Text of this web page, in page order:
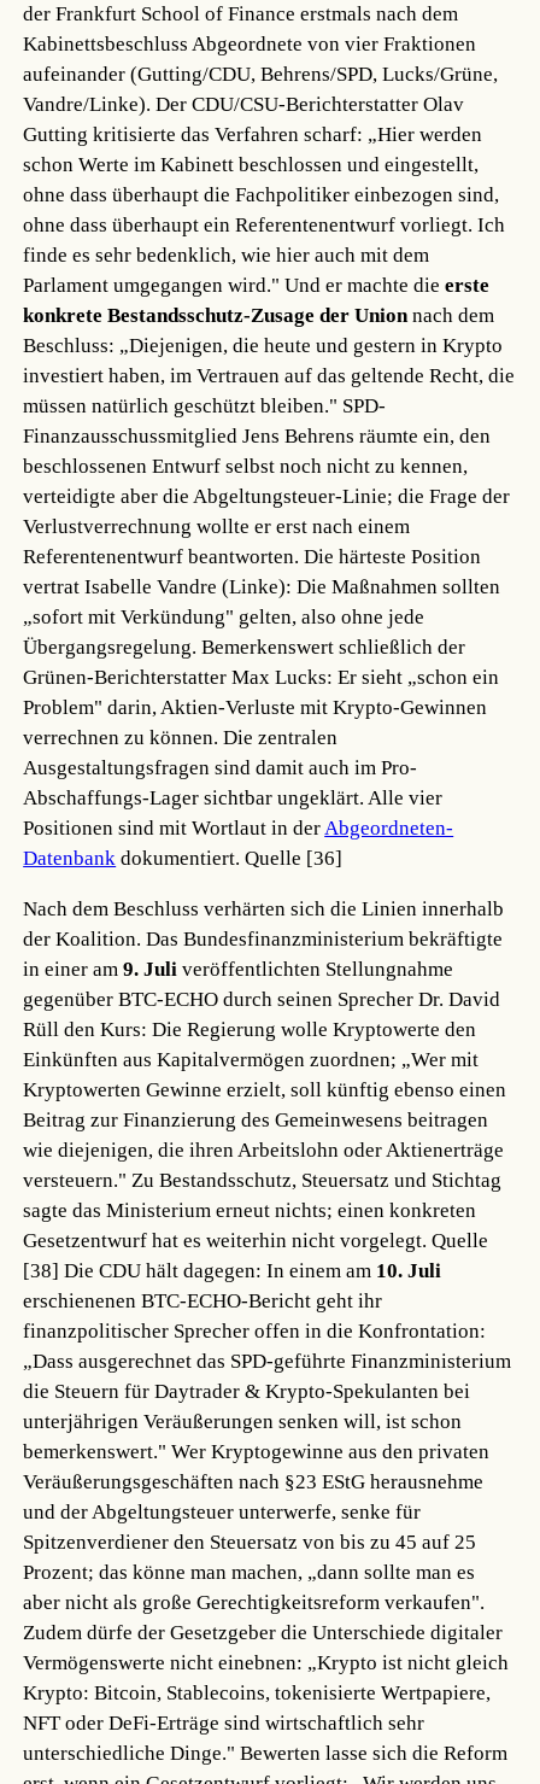
der Frankfurt School of Finance erstmals nach dem
Kabinettsbeschluss Abgeordnete von vier Fraktionen
aufeinander (Gutting/CDU, Behrens/SPD, Lucks/Grüne,
Vandre/Linke). Der CDU/CSU-Berichterstatter Olav
Gutting kritisierte das Verfahren scharf: „Hier werden
schon Werte im Kabinett beschlossen und eingestellt,
ohne dass überhaupt die Fachpolitiker einbezogen sind,
ohne dass überhaupt ein Referentenentwurf vorliegt. Ich
finde es sehr bedenklich, wie hier auch mit dem
Parlament umgegangen wird." Und er machte dieerste
konkrete Bestandsschutz-Zusage der Unionnach dem
Beschluss: „Diejenigen, die heute und gestern in Krypto
investiert haben, im Vertrauen auf das geltende Recht, die
müssen natürlich geschützt bleiben." SPD-
Finanzausschussmitglied Jens Behrens räumte ein, den
beschlossenen Entwurf selbst noch nicht zu kennen,
verteidigte aber die Abgeltungsteuer-Linie; die Frage der
Verlustverrechnung wollte er erst nach einem
Referentenentwurf beantworten. Die härteste Position
vertrat Isabelle Vandre (Linke): Die Maßnahmen sollten
„sofort mit Verkündung" gelten, also ohne jede
Übergangsregelung. Bemerkenswert schließlich der
Grünen-Berichterstatter Max Lucks: Er sieht „schon ein
Problem" darin, Aktien-Verluste mit Krypto-Gewinnen
verrechnen zu können. Die zentralen
Ausgestaltungsfragen sind damit auch im Pro-
Abschaffungs-Lager sichtbar ungeklärt. Alle vier
Positionen sind mit Wortlaut in derAbgeordneten-
Datenbank dokumentiert.Quelle [36]
Nach dem Beschluss verhärten sich die Linien innerhalb
der Koalition. Das Bundesfinanzministerium bekräftigte
in einer am9. Juli veröffentlichten Stellungnahme
gegenüber BTC-ECHO durch seinen Sprecher Dr. David
Rüll den Kurs: Die Regierung wolle Kryptowerte den
Einkünften aus Kapitalvermögen zuordnen; „Wer mit
Kryptowerten Gewinne erzielt, soll künftig ebenso einen
Beitrag zur Finanzierung des Gemeinwesens beitragen
wie diejenigen, die ihren Arbeitslohn oder Aktienerträge
versteuern." Zu Bestandsschutz, Steuersatz und Stichtag
sagte das Ministerium erneut nichts; einen konkreten
Gesetzentwurf hat es weiterhin nicht vorgelegt.Quelle
[38] Die CDU hält dagegen: In einem am 10. Juli
erschienenen BTC-ECHO-Bericht geht ihr
finanzpolitischer Sprecher offen in die Konfrontation:
„Dass ausgerechnet das SPD-geführte Finanzministerium
die Steuern für Daytrader & Krypto-Spekulanten bei
unterjährigen Veräußerungen senken will, ist schon
bemerkenswert." Wer Kryptogewinne aus den privaten
Veräußerungsgeschäften nach §23 EStG herausnehme
und der Abgeltungsteuer unterwerfe, senke für
Spitzenverdiener den Steuersatz von bis zu 45 auf 25
Prozent; das könne man machen, „dann sollte man es
aber nicht als große Gerechtigkeitsreform verkaufen".
Zudem dürfe der Gesetzgeber die Unterschiede digitaler
Vermögenswerte nicht einebnen: „Krypto ist nicht gleich
Krypto: Bitcoin, Stablecoins, tokenisierte Wertpapiere,
NFT oder DeFi-Erträge sind wirtschaftlich sehr
unterschiedliche Dinge." Bewerten lasse sich die Reform